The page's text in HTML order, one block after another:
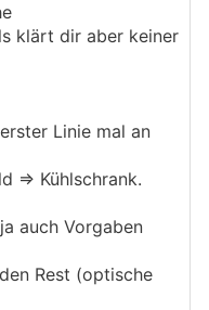
klärt dir aber keiner
Linie mal an
=> Kühlschrank.
auch Vorgaben
Rest (optische